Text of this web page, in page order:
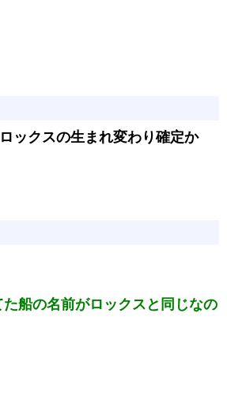
ックスの生まれ変わり確定か
船の名前がロックスと同じなの